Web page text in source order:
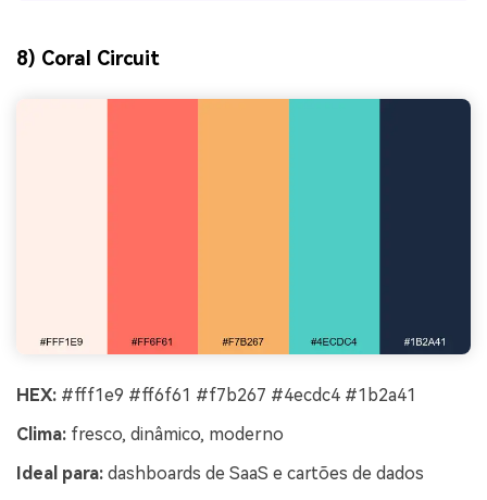
8) Coral Circuit
HEX: #fff1e9 #ff6f61 #f7b267 #4ecdc4 #1b2a41
Clima: fresco, dinâmico, moderno
Ideal para: dashboards de SaaS e cartões de dados